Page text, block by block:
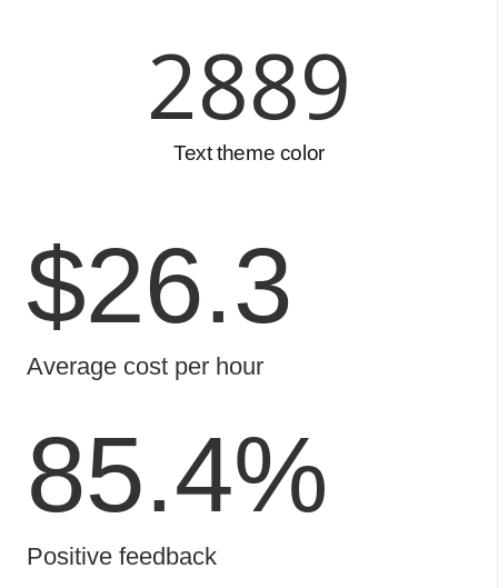
2912
Text theme color
$26.3
Average cost per hour
87.1%
Positive feedback